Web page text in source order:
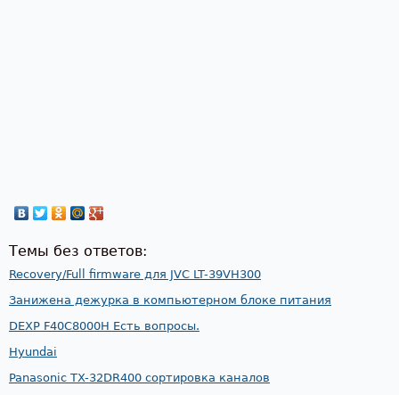
Темы без ответов:
Recovery/Full firmware для JVC LT-39VH300
Занижена дежурка в компьютерном блоке питания
DEXP F40C8000H Есть вопросы.
Hyundai
Panasonic TX-32DR400 сортировка каналов